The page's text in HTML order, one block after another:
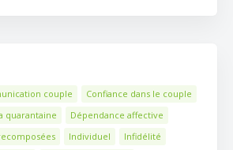
couple
Confiance dans le couple
quarantaine
Dépendance affective
Individuel
Infidélité